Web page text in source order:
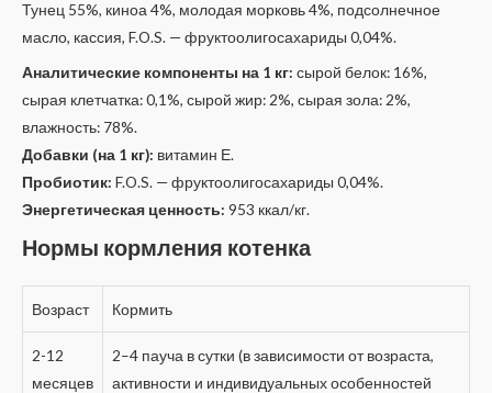
Тунец 55%, киноа 4%, молодая морковь 4%, подсолнечное
масло, кассия, F.O.S. — фруктоолигосахариды 0,04%.
Аналитические компоненты на 1 кг: сырой белок: 16%,
сырая клетчатка: 0,1%, сырой жир: 2%, сырая зола: 2%,
влажность: 78%.
Добавки (на 1 кг): витамин Е.
Пробиотик: F.O.S. — фруктоолигосахариды 0,04%.
Энергетическая ценность: 953 ккал/кг.
Нормы кормления котенка
Возраст Кормить
2-12
месяцев
2–4 пауча в сутки (в зависимости от возраста,
активности и индивидуальных особенностей